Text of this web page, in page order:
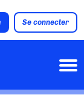
Se connecter